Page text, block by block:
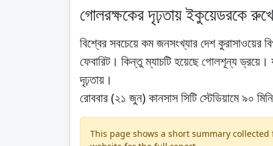
গোলরক্ষকের দৃঢ়তায় ইকুয়েডরকে
বিশ্বের সবচেয়ে কম জনসংখ্যার দেশ কুরাসাওয়ের
ফেবারিট। কিন্তু ম্যাচটি হয়েছে গোলশূন্য
দৃঢ়তায়।
রোববার (২১ জুন) কানসাস সিটি স্টেডিয়ামে ৯০
This page shows a short summary